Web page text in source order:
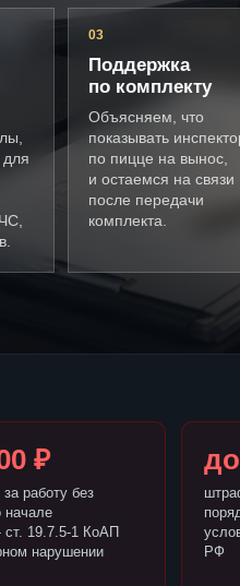
для
03
Поддержка
по комплекту
Объясняем, что
показывать
по пицце на вынос,
и остаемся на связи
после передачи
комплекта.
₽
работу без
начале
ст. 19.7.5-1 КоАП
нарушении
РФ